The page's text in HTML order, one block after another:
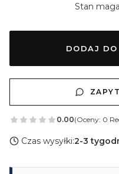
Stan
DODAJ
0.00(Oceny: 0
Czas wysyłki:2-3